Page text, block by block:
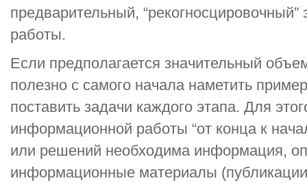
предварительный,
работы.
Если предполагается значительный
полезно с самого начала наметить
поставить задачи каждого этапа. Для
информационной работы “от конца к
или решений необходима информация,
информационные материалы